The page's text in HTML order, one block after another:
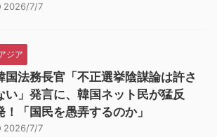
2026/7/7
ジア
国法務長官「不正選挙陰謀論は許さ
い」発言に、韓国ネット民が猛反
！「国民を愚弄するのか」
2026/7/7